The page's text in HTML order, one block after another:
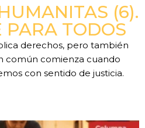
(6).
PARA TODOS
derechos, pero también
común comienza cuando
con sentido de justicia.